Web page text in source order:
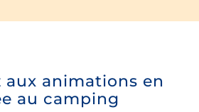
aux animations en
au camping